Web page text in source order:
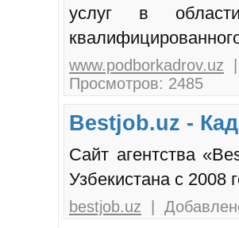
услуг в
www.podborkadrov.uz
Просмотров: 2485
Bestjob.uz -
Сайт агентства
Узбекистана с 2008
bestjob.uz |